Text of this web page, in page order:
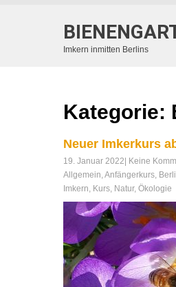
Imkern inmitten Berlins
Kategorie:
Neuer Imkerkurs
19. Januar 2022 Keine
Allgemein,Anfängerkurs,
Imkern, Kurs, Natur, Ökologie